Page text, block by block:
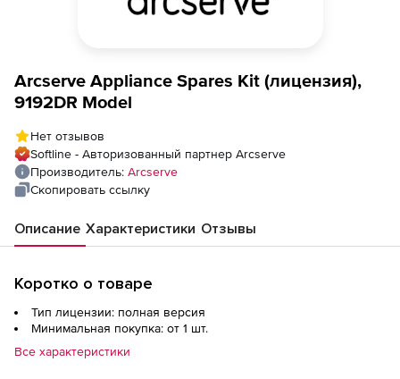
Arcserve Appliance Spares Kit (лицензия),
9192DR Model
Нет отзывов
Softline - Авторизованный партнер Arcserve
Производитель: Arcserve
Скопировать ссылку
Описание Характеристики Отзывы
Коротко о товаре
Тип лицензии: полная версия
Минимальная покупка: от 1 шт.
Все характеристики